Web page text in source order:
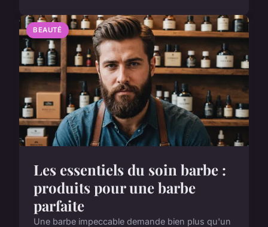
BEAUTÉ
Les essentiels du soin barbe :
produits pour une barbe
parfaite
Une barbe impeccable demande bien plus qu'un